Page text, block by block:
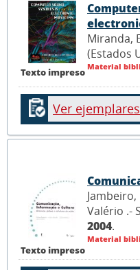
Texto impreso
Miranda,
(Estados
Material
Ver ejemplares
Texto impreso
Valério .-
2004.
Material